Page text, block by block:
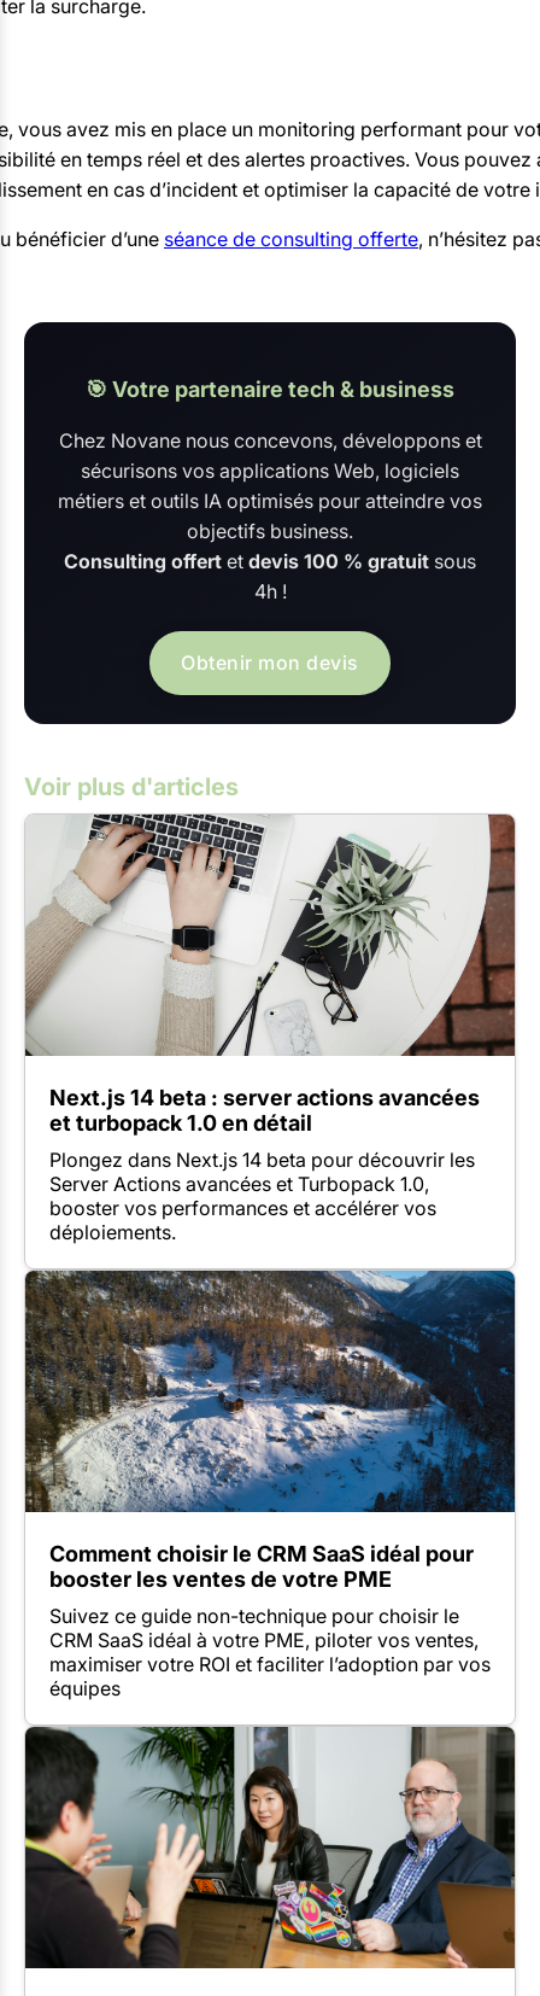
la surcharge.
vous avez mis en place un monitoring performant pour
en temps réel et des alertes proactives. Vous
en cas d’incident et optimiser la capacité de votre
bénéficier d’une séance de consulting offerte, n’hésitez
🎯 Votre partenaire tech & business
Chez Novane nous concevons, développons et
sécurisons vos applications Web, logiciels
métiers et outils IA optimisés pour atteindre vos
objectifs business.
Consulting offert et devis 100 % gratuit sous
4h !
Obtenir mon devis
Voir plus d'articles
Next.js 14 beta : server actions avancées
et turbopack 1.0 en détail
Plongez dans Next.js 14 beta pour découvrir les
Server Actions avancées et Turbopack 1.0,
booster vos performances et accélérer vos
déploiements.
Comment choisir le CRM SaaS idéal pour
booster les ventes de votre PME
Suivez ce guide non-technique pour choisir le
CRM SaaS idéal à votre PME, piloter vos ventes,
maximiser votre ROI et faciliter l’adoption par vos
équipes